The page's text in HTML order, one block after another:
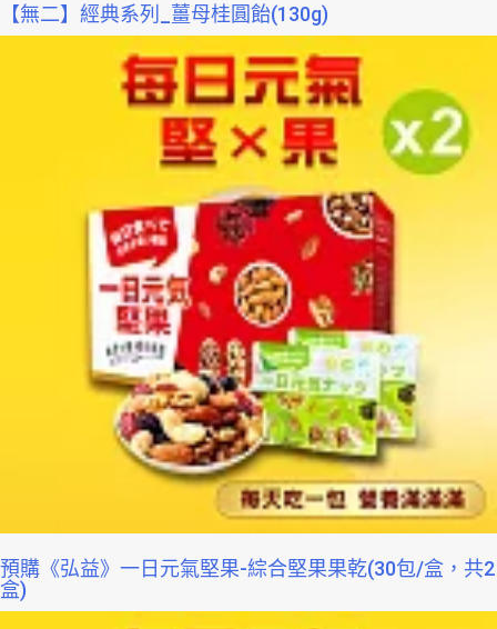
【無二】經典系列_薑母桂圓飴(130g)
預購《弘益》一日元氣堅果-綜合堅果果乾(30包/盒，共2
盒)